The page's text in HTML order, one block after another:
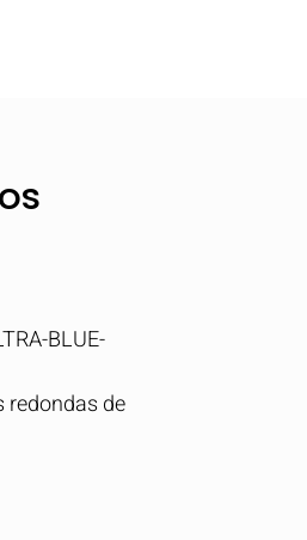
BLUE-
redondas de